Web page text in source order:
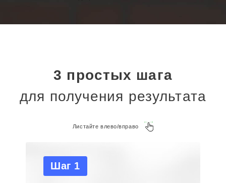
3 простых шага
для получения результата
Листайте влево/вправо
Шаг 1